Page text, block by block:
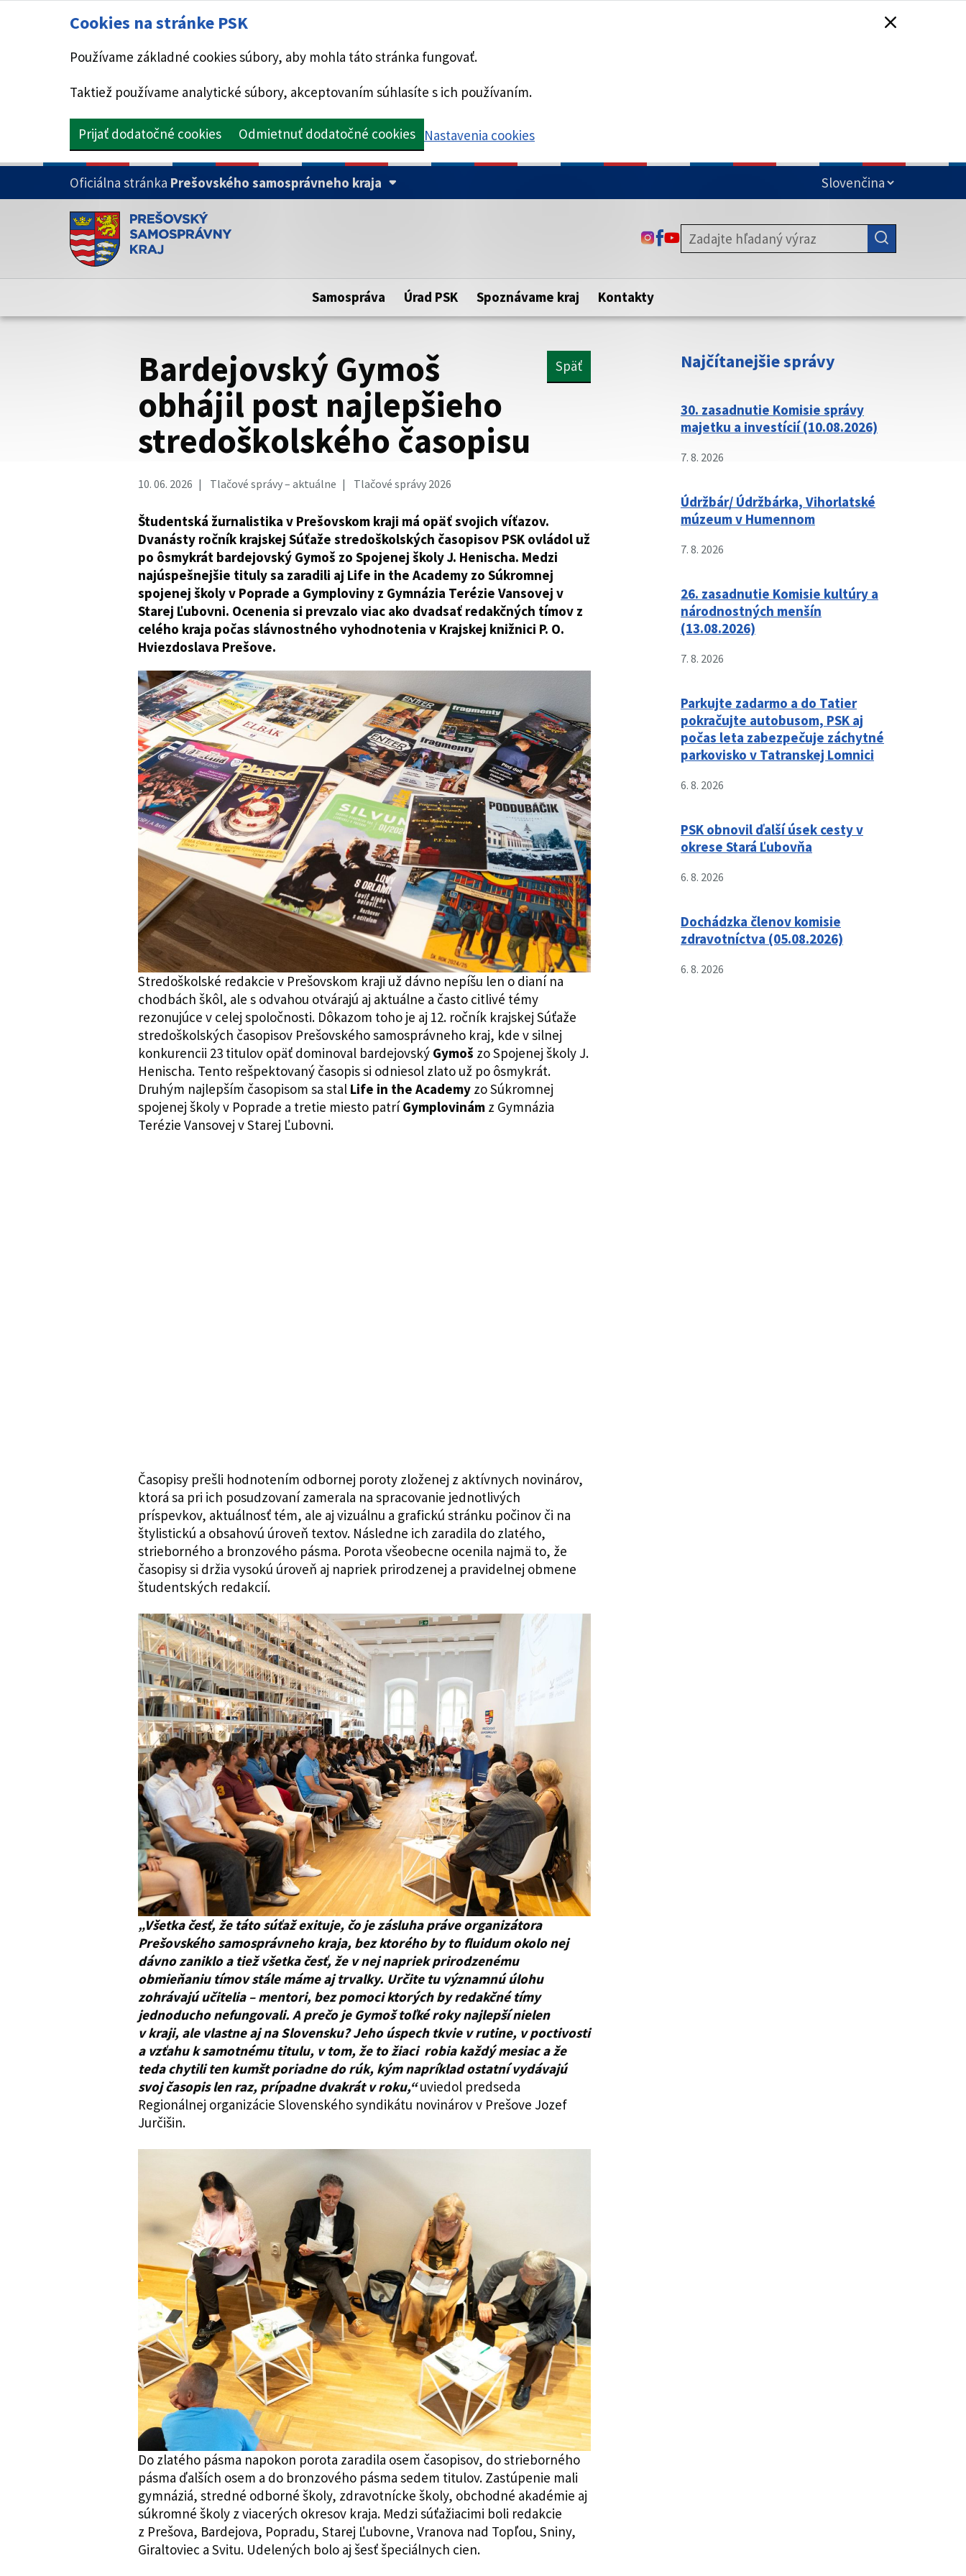
Cookies na stránke PSK
Používame základné cookies súbory, aby mohla táto stránka fungovať.
Taktiež používame analytické súbory, akceptovaním súhlasíte s ich používaním.
Prijať dodatočné cookies Odmietnuť dodatočné cookies Nastavenia cookies
PRESKOČIŤ NA HLAVNÝ OBSAH
Oficiálna stránka Prešovského samosprávneho kraja
Doména psk.sk je oficiálna
Toto je oficiálna webová stránka Prešovského samosprávneho kraja.
Táto stránka je zabezpečená
zabezpečenú webovú stránku. Zabezpečená stránka vždy začína
https:// pred názvom domény webového sídla.
ODKAZ SA OTVORÍ NA NOVEJ KARTE
ODKAZ SA OTVORÍ NA NOVEJ KARTE
ODKAZ SA OTVORÍ NA NOVEJ KARTE
Samospráva Úrad PSK Spoznávame kraj Kontakty
Bardejovský Gymoš
obhájil post najlepšieho
stredoškolského časopisu
Späť
10. 06. 2026 Tlačové správy – aktuálne Tlačové správy 2026
Študentská žurnalistika v Prešovskom kraji má opäť svojich víťazov.
Dvanásty ročník krajskej Súťaže stredoškolských časopisov PSK ovládol už
po ôsmykrát bardejovský Gymoš zo Spojenej školy J. Henischa. Medzi
najúspešnejšie tituly sa zaradili aj Life in the Academy zo Súkromnej
spojenej školy v Poprade a Gymploviny z Gymnázia Terézie Vansovej v
Starej Ľubovni. Ocenenia si prevzalo viac ako dvadsať redakčných tímov z
celého kraja počas slávnostného vyhodnotenia v Krajskej knižnici P. O.
Hviezdoslava Prešove.
Stredoškolské redakcie v Prešovskom kraji už dávno nepíšu len o dianí na
chodbách škôl, ale s odvahou otvárajú aj aktuálne a často citlivé témy
rezonujúce v celej spoločnosti. Dôkazom toho je aj 12. ročník krajskej Súťaže
stredoškolských časopisov Prešovského samosprávneho kraj, kde v silnej
konkurencii 23 titulov opäť dominoval bardejovský Gymoš zo Spojenej školy J.
Henischa. Tento rešpektovaný časopis si odniesol zlato už po ôsmykrát.
Druhým najlepším časopisom sa stal Life in the Academy zo Súkromnej
spojenej školy v Poprade a tretie miesto patríGymplovinám z Gymnázia
Terézie Vansovej v Starej Ľubovni.
Časopisy prešli hodnotením odbornej poroty zloženej z aktívnych novinárov,
ktorá sa pri ich posudzovaní zamerala na spracovanie jednotlivých
príspevkov, aktuálnosť tém, ale aj vizuálnu a grafickú stránku počinov či na
štylistickú a obsahovú úroveň textov. Následne ich zaradila do zlatého,
strieborného a bronzového pásma. Porota všeobecne ocenila najmä to, že
časopisy si držia vysokú úroveň aj napriek prirodzenej a pravidelnej obmene
študentských redakcií.
„Všetka česť, že táto súťaž exituje, čo je zásluha práve organizátora
Prešovského samosprávneho kraja, bez ktorého by to fluidum okolo nej
dávno zaniklo a tiež všetka česť, že v nej napriek prirodzenému
obmieňaniu tímov stále máme aj trvalky. Určite tu významnú úlohu
zohrávajú učitelia – mentori, bez pomoci ktorých by redakčné tímy
jednoducho nefungovali. A prečo je Gymoš toľké roky najlepší nielen
v kraji, ale vlastne aj na Slovensku? Jeho úspech tkvie v rutine, v poctivosti
a vzťahu k samotnému titulu, v tom, že to žiaci robia každý mesiac a že
teda chytili ten kumšt poriadne do rúk, kým napríklad ostatní vydávajú
svoj časopis len raz, prípadne dvakrát v roku,“uviedol predseda
Regionálnej organizácie Slovenského syndikátu novinárov v Prešove Jozef
Jurčišin.
Do zlatého pásma napokon porota zaradila osem časopisov, do strieborného
pásma ďalších osem a do bronzového pásma sedem titulov. Zastúpenie mali
gymnáziá, stredné odborné školy, zdravotnícke školy, obchodné akadémie aj
súkromné školy z viacerých okresov kraja. Medzi súťažiacimi boli redakcie
z Prešova, Bardejova, Popradu, Starej Ľubovne, Vranova nad Topľou, Sniny,
Giraltoviec a Svitu. Udelených bolo aj šesť špeciálnych cien.
Najčítanejšie správy
30. zasadnutie Komisie správy
majetku a investícií (10.08.2026)
7. 8. 2026
Údržbár/ Údržbárka, Vihorlatské
múzeum v Humennom
7. 8. 2026
26. zasadnutie Komisie kultúry a
národnostných menšín
(13.08.2026)
7. 8. 2026
Parkujte zadarmo a do Tatier
pokračujte autobusom, PSK aj
počas leta zabezpečuje záchytné
parkovisko v Tatranskej Lomnici
6. 8. 2026
PSK obnovil ďalší úsek cesty v
okrese Stará Ľubovňa
6. 8. 2026
Dochádzka členov komisie
zdravotníctva (05.08.2026)
6. 8. 2026